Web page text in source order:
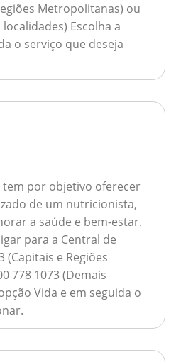
Metropolitanas) ou
Escolha a
o serviço que deseja
por objetivo oferecer
de um nutricionista,
a saúde e bem-estar.
para a Central de
(Capitais e Regiões
778 1073 (Demais
Vida e em seguida o